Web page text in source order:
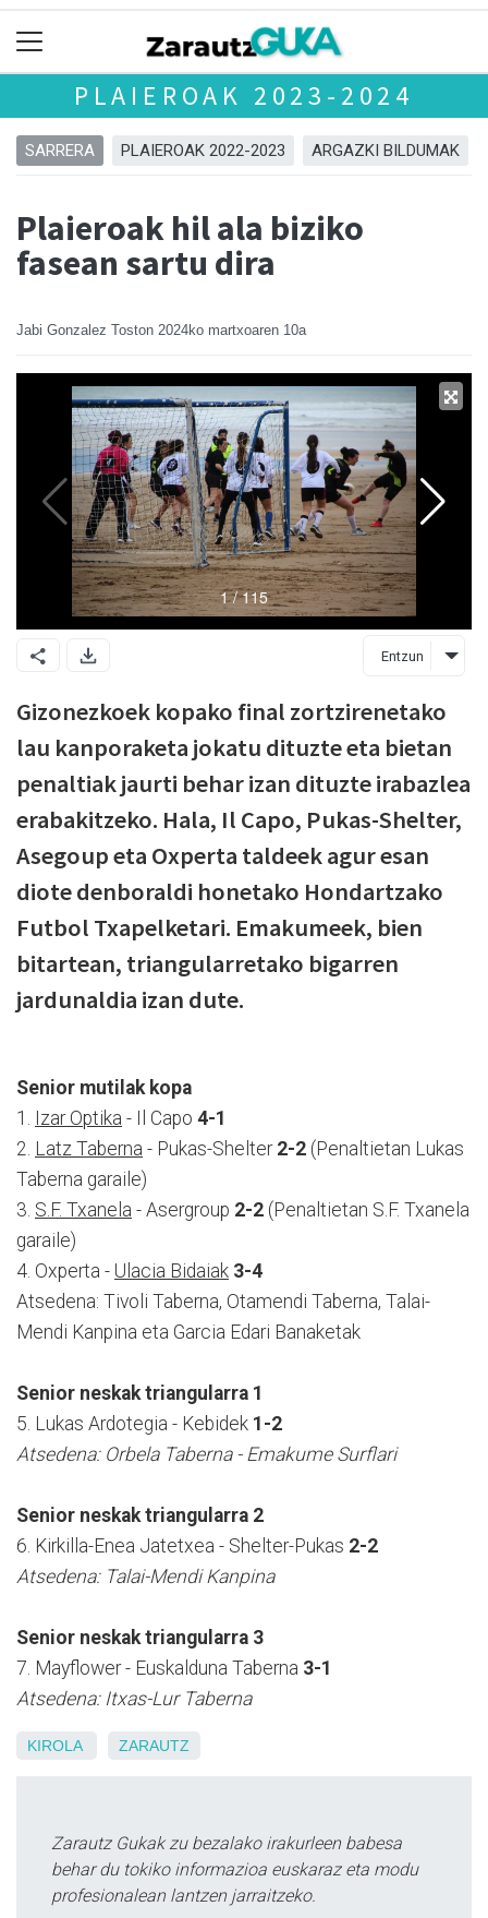
PLAIEROAK 2023-2024
SARRERA PLAIEROAK 2022-2023 ARGAZKI BILDUMAK
Plaieroak hil ala biziko
fasean sartu dira
Jabi Gonzalez Toston 2024ko martxoaren 10a
Entzun
Gizonezkoek kopako final zortzirenetako
lau kanporaketa jokatu dituzte eta bietan
penaltiak jaurti behar izan dituzte irabazlea
erabakitzeko. Hala, Il Capo, Pukas-Shelter,
Asegoup eta Oxperta taldeek agur esan
diote denboraldi honetako Hondartzako
Futbol Txapelketari. Emakumeek, bien
bitartean, triangularretako bigarren
jardunaldia izan dute.
Senior mutilak kopa
1. Izar Optika - Il Capo 4-1
2. Latz Taberna - Pukas-Shelter 2-2 (Penaltietan Lukas
Taberna garaile)
3. S.F. Txanela - Asergroup 2-2 (Penaltietan S.F. Txanela
garaile)
4. Oxperta - Ulacia Bidaiak 3-4
Atsedena: Tivoli Taberna, Otamendi Taberna, Talai-
Mendi Kanpina eta Garcia Edari Banaketak
Senior neskak triangularra 1
5. Lukas Ardotegia - Kebidek 1-2
Atsedena: Orbela Taberna - Emakume Surflari
Senior neskak triangularra 2
6. Kirkilla-Enea Jatetxea - Shelter-Pukas 2-2
Atsedena: Talai-Mendi Kanpina
Senior neskak triangularra 3
7. Mayflower - Euskalduna Taberna 3-1
Atsedena: Itxas-Lur Taberna
KIROLA ZARAUTZ
Zarautz Gukak zu bezalako irakurleen babesa
behar du tokiko informazioa euskaraz eta modu
profesionalean lantzen jarraitzeko.